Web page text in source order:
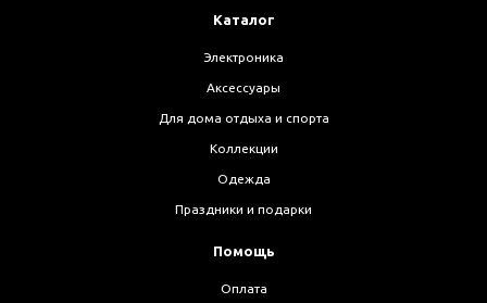
Каталог
Электроника
Аксессуары
Для дома отдыха и спорта
Коллекции
Одежда
Праздники и подарки
Помощь
Оплата